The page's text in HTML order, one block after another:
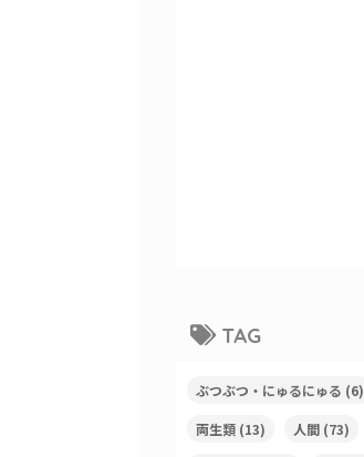
TAG
ぶつぶつ・にゅるにゅる (6)
両生類 (13) 人間 (73)